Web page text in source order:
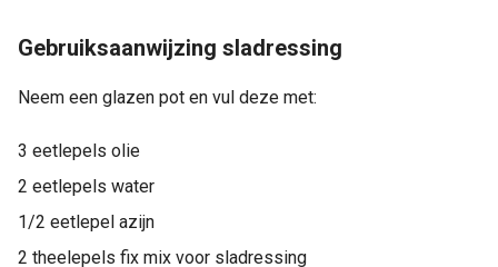
Gebruiksaanwijzing sladressing
Neem een glazen pot en vul deze met:
3 eetlepels olie
2 eetlepels water
1/2 eetlepel azijn
2 theelepels fix mix voor sladressing